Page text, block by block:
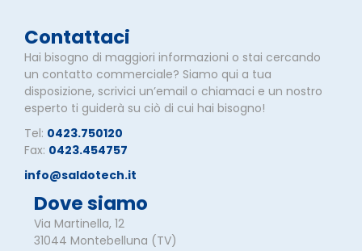
Contattaci
Hai bisogno di maggiori informazioni o stai cercando
un contatto commerciale? Siamo qui a tua
disposizione, scrivici un’email o chiamaci e un nostro
esperto ti guiderà su ciò di cui hai bisogno!
Tel: 0423.750120
Fax: 0423.454757
info@saldotech.it
Dove siamo
Via Martinella, 12
31044 Montebelluna (TV)